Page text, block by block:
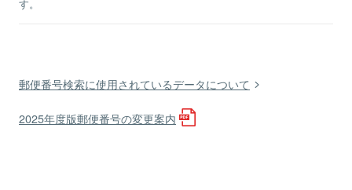
す。
郵便番号検索に使用されているデータについて
2025年度版郵便番号の変更案内